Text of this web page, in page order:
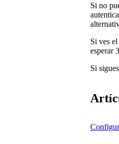
Si no
Si ves
esperar
Si